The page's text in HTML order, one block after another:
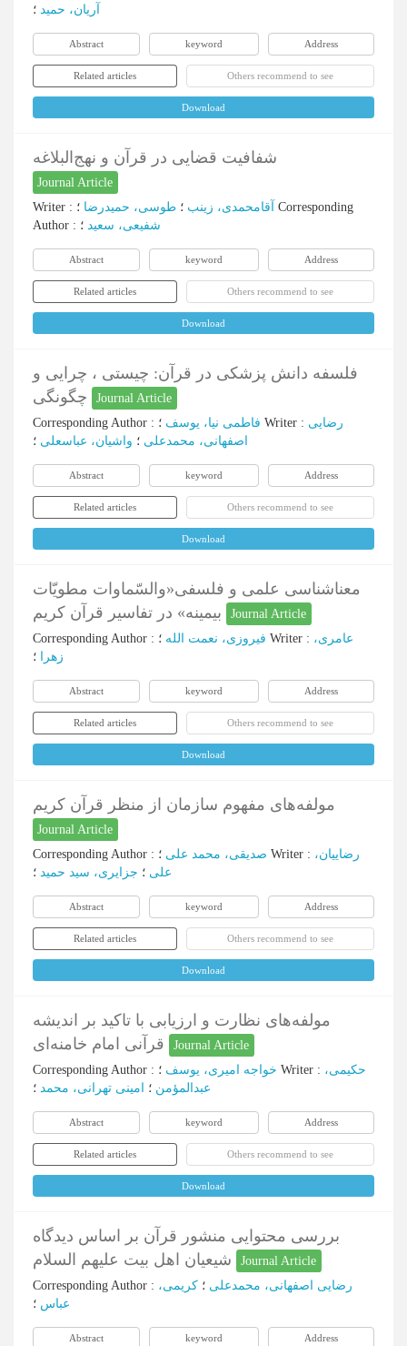
آریان، حمید ؛
Abstract keyword Address
Related articles Others recommend to see
Download
شفافیت قضایی در قرآن و نهج‌البلاغه
Journal Article
Writer : آقامحمدی، زینب ؛ طوسی، حمیدرضا
Corresponding
Author : شفیعی، سعید ؛
Abstract keyword Address
Related articles Others recommend to see
Download
فلسفه دانش پزشکی در قرآن: چیستی ، چرایی و
Journal Article
Corresponding Author : فاطمی نیا، یوسف Writer : رضایی
اصفهانی، محمدعلی ؛ واشیان، عباسعلی ؛
Abstract keyword Address
Related articles Others recommend to see
Download
معناشناسی علمی و فلسفی«والسّماوات مطویّات
Journal Article
Corresponding Author : فیروزی، نعمت الله Writer : عامری،
زهرا
؛
Abstract keyword Address
Related articles Others recommend to see
Download
مولفه‌های مفهوم سازمان از منظر قرآن کریم
Journal Article
Corresponding Author : صدیقی، محمد علی Writer : رضاییان،
علی ؛ جزایری، سید حمید ؛
Abstract keyword Address
Related articles Others recommend to see
Download
مولفه‌های نظارت و ارزیابی با تاکید بر اندیشه
Journal Article
Corresponding Author : خواجه امیری، یوسف Writer : حکیمی،
عبدالمؤمن ؛ امینی تهرانی، محمد ؛
Abstract keyword Address
Related articles Others recommend to see
Download
بررسی محتوایی منشور قرآن بر اساس دیدگاه
Journal Article
Corresponding Author : رضایی اصفهانی، محمدعلی ؛ کریمی،
عباس ؛
Abstract keyword Address